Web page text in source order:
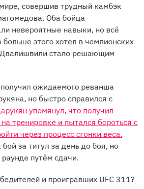
совершив трудный камбэк
Оба бойца
невероятные навыки, но всё
больше этого хотел в чемпионских
Двалишвили стало решающим
ожидаемого реванша
но быстро справился с
упомянул, что получил
тренировке и пытался бороться с
через процесс сгонки веса.
за титул за день до боя, но
путём сдачи.
и проигравших UFC 311?